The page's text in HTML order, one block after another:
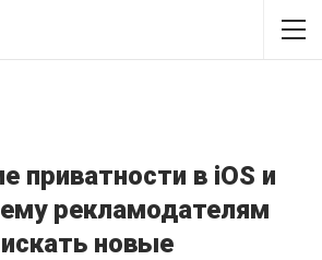
приватности в iOS и
рекламодателям
новые